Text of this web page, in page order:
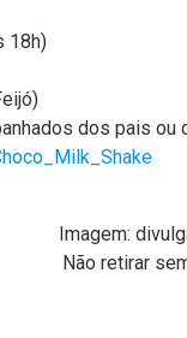
18h)
dos pais ou
Imagem:
Não retirar